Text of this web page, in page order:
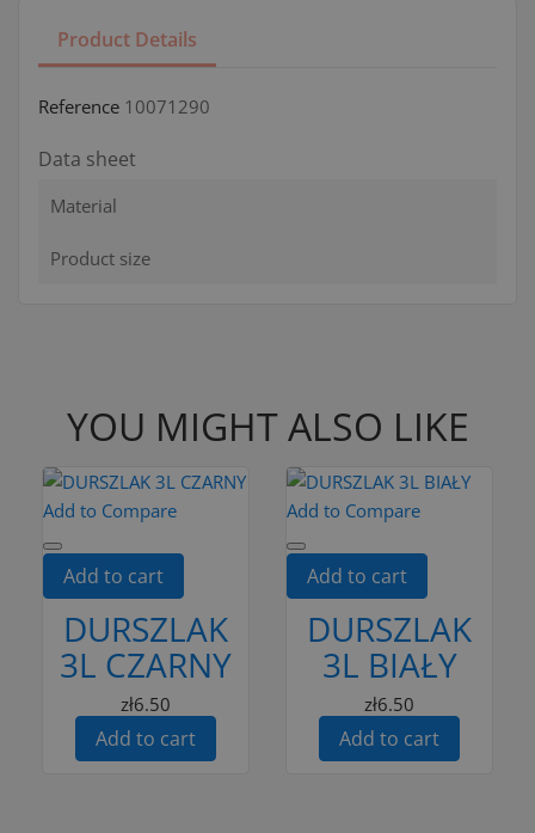
Product Details
Reference 10071290
Data sheet
Material
Product size
YOU MIGHT ALSO LIKE
Add to Compare
Add to cart
DURSZLAK
3L CZARNY
zł6.50
Add to cart
Add to Compare
Add to cart
DURSZLAK
3L BIAŁY
zł6.50
Add to cart